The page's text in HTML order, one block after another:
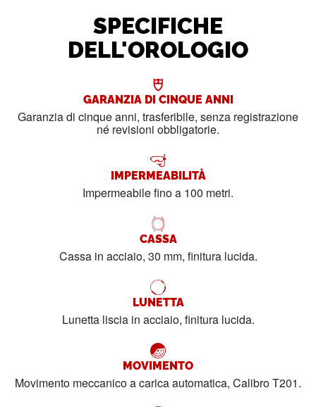
SPECIFICHE
DELL'OROLOGIO
GARANZIA DI CINQUE ANNI
Garanzia di cinque anni, trasferibile, senza registrazione
né revisioni obbligatorie.
IMPERMEABILITÀ
Impermeabile fino a 100 metri.
CASSA
Cassa in acciaio, 30 mm, finitura lucida.
LUNETTA
Lunetta liscia in acciaio, finitura lucida.
MOVIMENTO
Movimento meccanico a carica automatica, Calibro T201.